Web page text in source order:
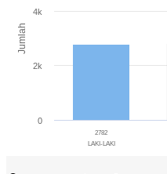
Jumlah
2782
LAKI-LAKI
0
2k
4k